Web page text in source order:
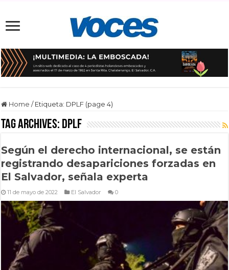
Home / Etiqueta: DPLF (page 4)
Tag Archives: DPLF
Según el derecho internacional, se están
registrando desapariciones forzadas en
El Salvador, señala experta
11 de mayo de 2022 El Salvador 0